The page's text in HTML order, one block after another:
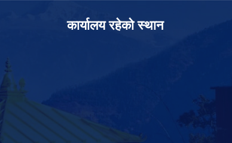
कार्यालय रहेको स्थान